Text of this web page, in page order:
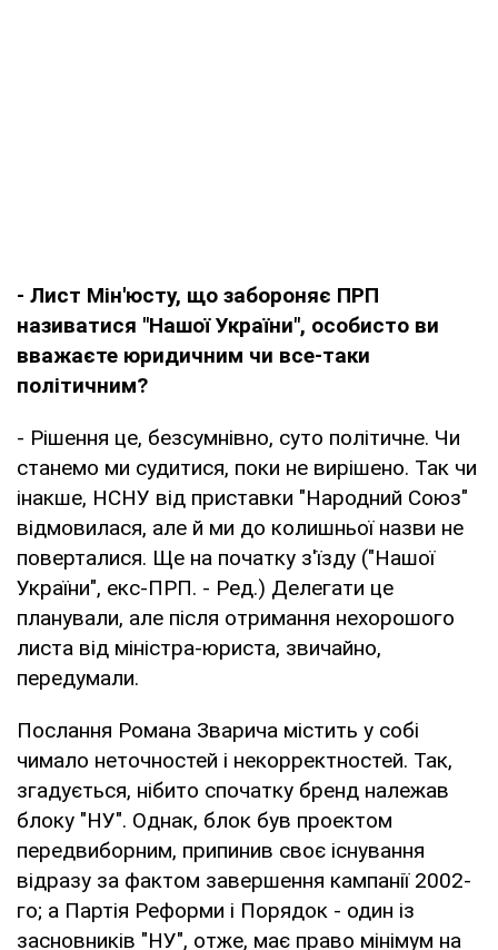
- Лист Мін'юсту, що забороняє ПРП
називатися "Нашої України", особисто ви
вважаєте юридичним чи все-таки
політичним?
- Рішення це, безсумнівно, суто політичне. Чи
станемо ми судитися, поки не вирішено. Так чи
інакше, НСНУ від приставки "Народний Союз"
відмовилася, але й ми до колишньої назви не
поверталися. Ще на початку з'їзду ("Нашої
України", екс-ПРП. - Ред.) Делегати це
планували, але після отримання нехорошого
листа від міністра-юриста, звичайно,
передумали.
Послання Романа Зварича містить у собі
чимало неточностей і некорректностей. Так,
згадується, нібито спочатку бренд належав
блоку "НУ". Однак, блок був проектом
передвиборним, припинив своє існування
відразу за фактом завершення кампанії 2002-
го; а Партія Реформи і Порядок - один із
засновників "НУ", отже, має право мінімум на